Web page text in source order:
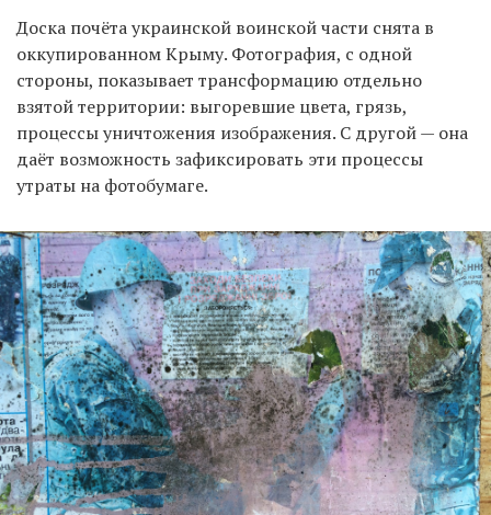
Доска почёта украинской воинской части снята в
оккупированном Крыму. Фотография, с одной
стороны, показывает трансформацию отдельно
взятой территории: выгоревшие цвета, грязь,
процессы уничтожения изображения. С другой — она
даёт возможность зафиксировать эти процессы
утраты на фотобумаге.